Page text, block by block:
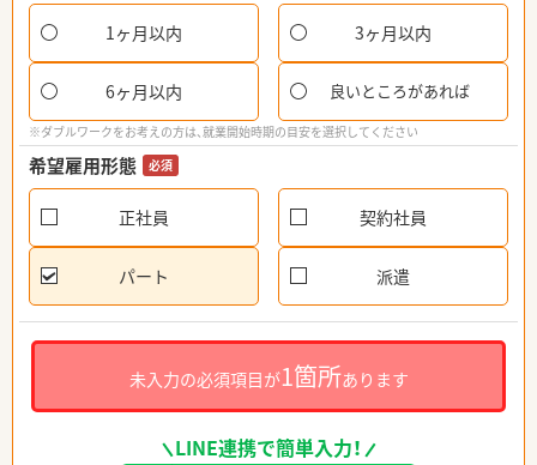
1ヶ月以内 3ヶ月以内
6ヶ月以内 良いところがあれば
※ダブルワークをお考えの方は、就業開始時期の目安を選択してください
希望雇用形態 必須
正社員 契約社員
パート 派遣
未入力の必須項目が1箇所あります
LINE連携で簡単入力！